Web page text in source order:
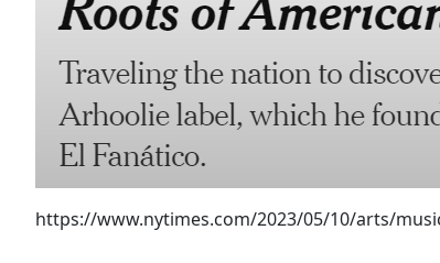
https://www.nytimes.com/2023/05/10/arts/